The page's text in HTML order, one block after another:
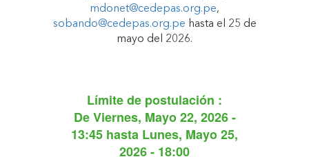
mdonet@cedepas.org.pe,
sobando@cedepas.org.pe hasta el 25 de
mayo del 2026.
Límite de postulación :
DeViernes, Mayo 22, 2026 -
13:45 hasta Lunes, Mayo 25,
2026 - 18:00